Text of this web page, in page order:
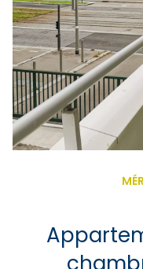
Appartement 2